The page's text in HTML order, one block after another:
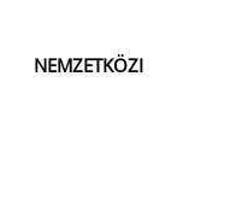
NEMZETKÖZI